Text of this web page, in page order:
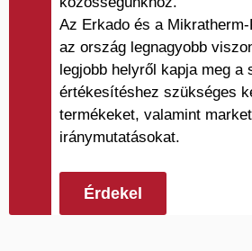
Az Erkado és a
az ország legnagyobb
legjobb helyről kapja meg a
értékesítéshez szükséges
termékeket, valamint
iránymutatásokat.
Érdekel